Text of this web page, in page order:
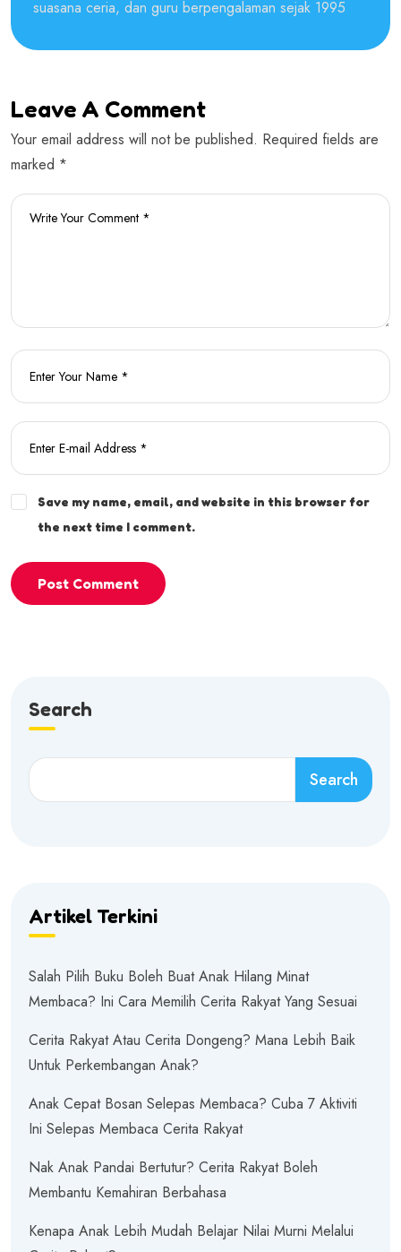
suasana ceria, dan guru berpengalaman sejak 1995
Leave A Comment
Your email address will not be published. Required fields are
marked *
Save my name, email, and website in this browser for
the next time I comment.
Post Comment
Search
Search
Artikel Terkini
Salah Pilih Buku Boleh Buat Anak Hilang Minat
Membaca? Ini Cara Memilih Cerita Rakyat Yang Sesuai
Cerita Rakyat Atau Cerita Dongeng? Mana Lebih Baik
Untuk Perkembangan Anak?
Anak Cepat Bosan Selepas Membaca? Cuba 7 Aktiviti
Ini Selepas Membaca Cerita Rakyat
Nak Anak Pandai Bertutur? Cerita Rakyat Boleh
Membantu Kemahiran Berbahasa
Kenapa Anak Lebih Mudah Belajar Nilai Murni Melalui